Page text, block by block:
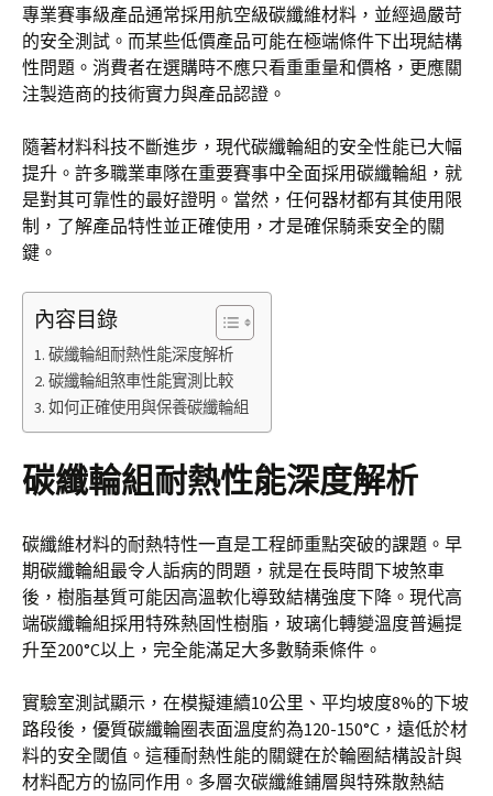
專業賽事級產品通常採用航空級碳纖維材料，並經過嚴苛
的安全測試。而某些低價產品可能在極端條件下出現結構
性問題。消費者在選購時不應只看重重量和價格，更應關
注製造商的技術實力與產品認證。
隨著材料科技不斷進步，現代碳纖輪組的安全性能已大幅
提升。許多職業車隊在重要賽事中全面採用碳纖輪組，就
是對其可靠性的最好證明。當然，任何器材都有其使用限
制，了解產品特性並正確使用，才是確保騎乘安全的關
鍵。
內容目錄
碳纖輪組耐熱性能深度解析
碳纖輪組煞車性能實測比較
如何正確使用與保養碳纖輪組
碳纖輪組耐熱性能深度解析
碳纖維材料的耐熱特性一直是工程師重點突破的課題。早
期碳纖輪組最令人詬病的問題，就是在長時間下坡煞車
後，樹脂基質可能因高溫軟化導致結構強度下降。現代高
端碳纖輪組採用特殊熱固性樹脂，玻璃化轉變溫度普遍提
升至200°C以上，完全能滿足大多數騎乘條件。
實驗室測試顯示，在模擬連續10公里、平均坡度8%的下坡
路段後，優質碳纖輪圈表面溫度約為120-150°C，遠低於材
料的安全閾值。這種耐熱性能的關鍵在於輪圈結構設計與
材料配方的協同作用。多層次碳纖維鋪層與特殊散熱結